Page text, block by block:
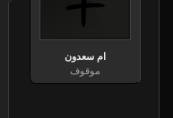
ام سعدون
موقوف